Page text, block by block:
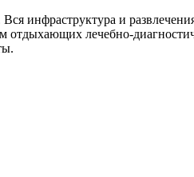
инфраструктура и
отдыхающих лечебно-